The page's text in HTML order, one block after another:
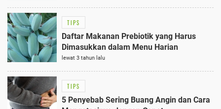
TIPS
Daftar Makanan Prebiotik yang Harus
Dimasukkan dalam Menu Harian
lewat 3 tahun lalu
TIPS
5 Penyebab Sering Buang Angin dan Cara